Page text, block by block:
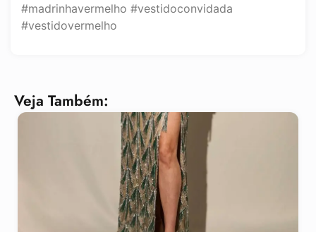
#madrinhavermelho #vestidoconvidada
#vestidovermelho
Veja Também: